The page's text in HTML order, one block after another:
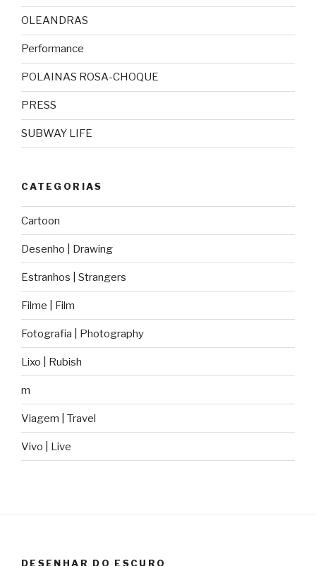
OLEANDRAS
Performance
POLAINAS ROSA-CHOQUE
PRESS
SUBWAY LIFE
CATEGORIAS
Cartoon
Desenho | Drawing
Estranhos | Strangers
Filme | Film
Fotografia | Photography
Lixo | Rubish
m
Viagem | Travel
Vivo | Live
DESENHAR DO ESCURO